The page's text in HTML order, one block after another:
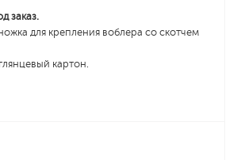
заказ.
для крепления воблера со скотчем
картон.